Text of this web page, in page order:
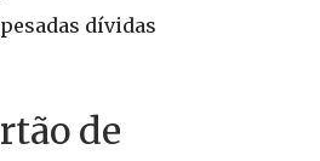
dívidas
de